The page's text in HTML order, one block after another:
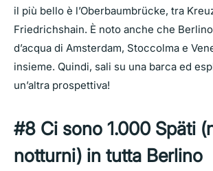
il più bello è l’Oberbaumbrücke, tra
Friedrichshain. È noto anche che
d’acqua di Amsterdam, Stoccolma e
insieme. Quindi, sali su una barca ed
un’altra prospettiva!
#8 Ci sono 1.000 Späti
notturni) in tutta Berlino